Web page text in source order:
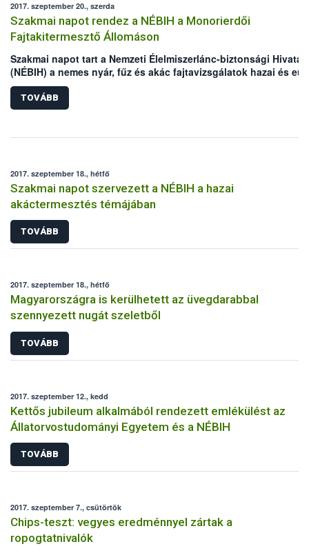
2017. szeptember 20., szerda
Szakmai napot rendez a NÉBIH a Monorierdői
Fajtakitermesztő Állomáson
Szakmai napot tart a Nemzeti Élelmiszerlánc-biztonsági Hivatal
(NÉBIH) a nemes nyár, fűz és akác fajtavizsgálatok hazai és
tapasztalatairól.
TOVÁBB
2017. szeptember 18., hétfő
Szakmai napot szervezett a NÉBIH a hazai
akáctermesztés témájában
TOVÁBB
2017. szeptember 18., hétfő
Magyarországra is kerülhetett az üvegdarabbal
szennyezett nugát szeletből
TOVÁBB
2017. szeptember 12., kedd
Kettős jubileum alkalmából rendezett emlékülést az
Állatorvostudományi Egyetem és a NÉBIH
TOVÁBB
2017. szeptember 7., csütörtök
Chips-teszt: vegyes eredménnyel zártak a
ropogtatnivalók